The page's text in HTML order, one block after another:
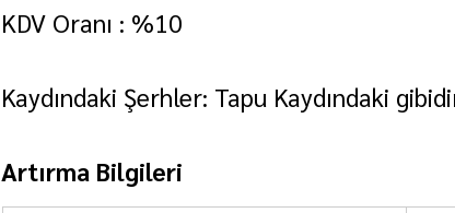
KDV Oranı : %10
Kaydındaki Şerhler: Tapu Kaydındaki
Artırma Bilgileri